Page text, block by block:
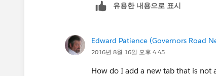
유용한 내용으로 표시
Edward Patience (Governors Road
2016년 8월 16일 오후 4:45
How do I add a new tab that is not